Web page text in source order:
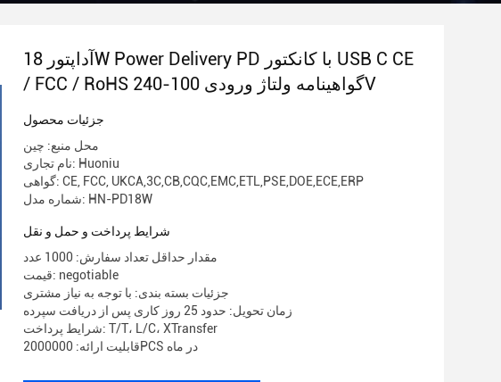
آداپتور 18W Power Delivery PD با کانکتور USB C CE
/ FCC / RoHS گواهینامه ولتاژ ورودی 100-240V
جزئیات محصول
محل منبع: چین
نام تجاری: Huoniu
گواهی: CE, FCC, UKCA,3C,CB,CQC,EMC,ETL,PSE,DOE,ECE,ERP
شماره مدل: HN-PD18W
شرایط پرداخت و حمل و نقل
مقدار حداقل تعداد سفارش: 1000 عدد
قیمت: negotiable
جزئیات بسته بندی: با توجه به نیاز مشتری
زمان تحویل: حدود 25 روز کاری پس از دریافت سپرده
شرایط پرداخت: T/T، L/C، XTransfer
قابلیت ارائه: 2000000PCS در ماه